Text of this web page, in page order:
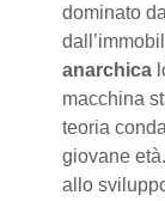
dominato
anarchica
macchina
teoria
giovane
allo